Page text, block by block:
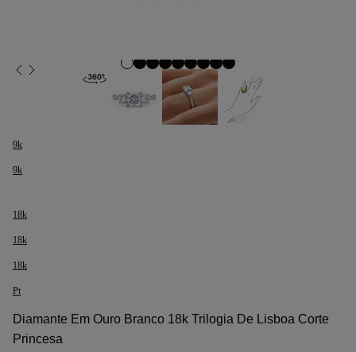
9k
9k
18k
18k
18k
Pt
Diamante Em Ouro Branco 18k Trilogia De Lisboa Corte
Princesa